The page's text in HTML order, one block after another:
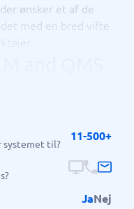
ønsker et af de
med en bred vifte
et
af virksomheder
med at levere og
muligheden for
med deres brede
systemet til?
11-500+
JaNej